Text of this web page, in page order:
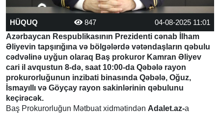
HÜQUQ 847
04-08-2025 11:01
Azərbaycan Respublikasının Prezidenti cənab İlham
Əliyevin tapşırığına və bölgələrdə vətəndaşların qəbulu
cədvəlinə uyğun olaraq Baş prokuror Kamran Əliyev
cari il avqustun 8-də, saat 10:00-da Qəbələ rayon
prokurorluğunun inzibati binasında Qəbələ, Oğuz,
İsmayıllı və Göyçay rayon sakinlərinin qəbulunu
keçirəcək.
Baş Prokurorluğun Mətbuat xidmətindən Adalet.az-a